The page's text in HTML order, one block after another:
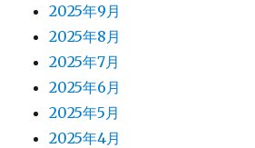
2025年9月
2025年8月
2025年7月
2025年6月
2025年5月
2025年4月